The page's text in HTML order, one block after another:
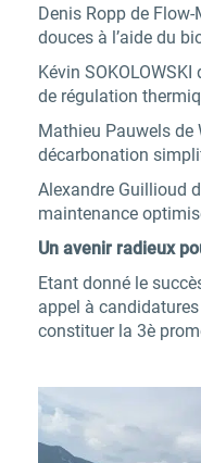
Denis Ropp de Flow-
douces à l’aide du
Kévin SOKOLOWSKI
de régulation
Mathieu Pauwels de
décarbonation
Alexandre Guillioud
maintenance
Un avenir radieux
Etant donné le
appel à
constituer la 3è